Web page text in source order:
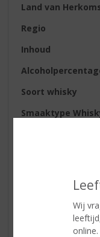
Wij
Land van
Regio
Inhoud
Soort whisky
Smaaktype
Reviews